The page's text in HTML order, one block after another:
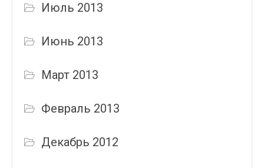
Июль 2013
Июнь 2013
Март 2013
Февраль 2013
Декабрь 2012